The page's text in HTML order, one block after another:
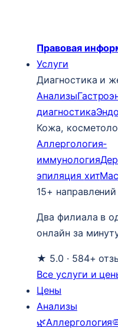
Правовая
Услуги
Диагностика и
Анализы
диагностика
Кожа,
Аллергология-
иммунология
эпиляция хит
15+
Два филиала в
онлайн за
★ 5.0 · 584+
Все услуги и
Цены
Анализы
🌿Аллергология